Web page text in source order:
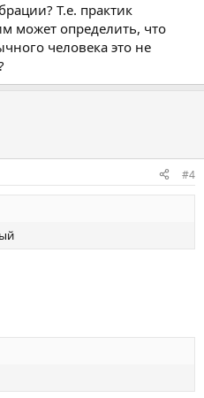
Т.е. практик
может определить, что
человека это не
#4